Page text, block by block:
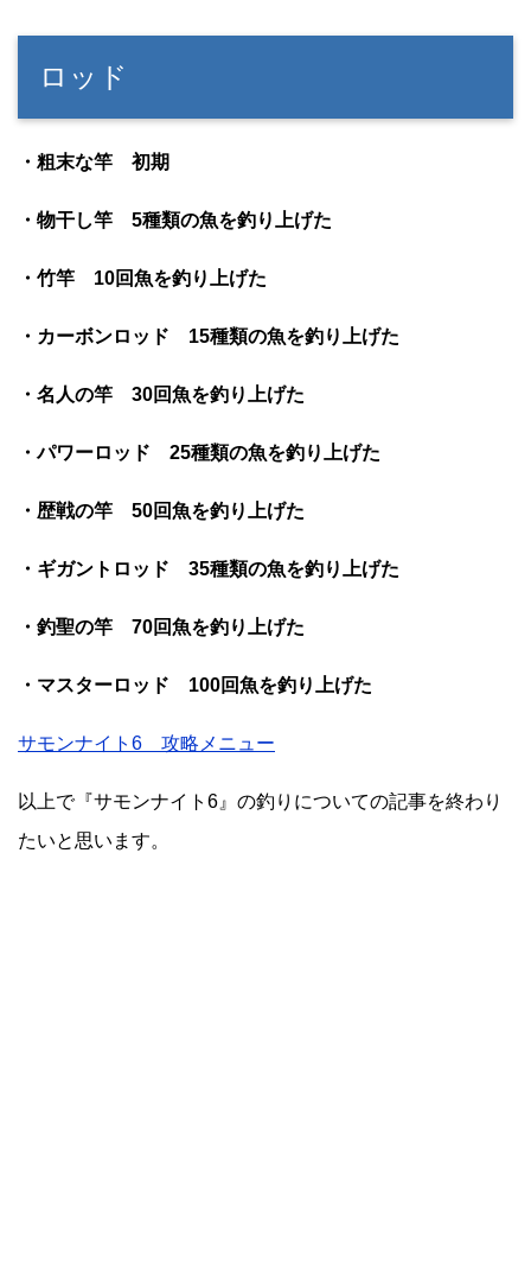
ロッド
・粗末な竿 初期
・物干し竿 5種類の魚を釣り上げた
・竹竿 10回魚を釣り上げた
・カーボンロッド 15種類の魚を釣り上げた
・名人の竿 30回魚を釣り上げた
・パワーロッド 25種類の魚を釣り上げた
・歴戦の竿 50回魚を釣り上げた
・ギガントロッド 35種類の魚を釣り上げた
・釣聖の竿 70回魚を釣り上げた
・マスターロッド 100回魚を釣り上げた
サモンナイト6 攻略メニュー
以上で『サモンナイト6』の釣りについての記事を終わり
たいと思います。